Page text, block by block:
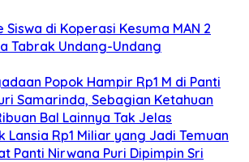
Siswa di Koperasi Kesuma MAN 2
Tabrak Undang-Undang
Popok Hampir Rp1 M di Panti
Samarinda, Sebagian Ketahuan
Bal Lainnya Tak Jelas
Lansia Rp1 Miliar yang Jadi Temuan
Panti Nirwana Puri Dipimpin Sri